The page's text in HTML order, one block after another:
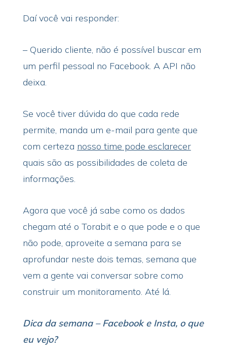
Daí você vai responder:
– Querido cliente, não é possível buscar em
um perfil pessoal no Facebook. A API não
deixa.
Se você tiver dúvida do que cada rede
permite, manda um e-mail para gente que
com certeza nosso time pode esclarecer
quais são as possibilidades de coleta de
informações.
Agora que você já sabe como os dados
chegam até o Torabit e o que pode e o que
não pode, aproveite a semana para se
aprofundar neste dois temas, semana que
vem a gente vai conversar sobre como
construir um monitoramento. Até lá.
Dica da semana – Facebook e Insta, o que
eu vejo?